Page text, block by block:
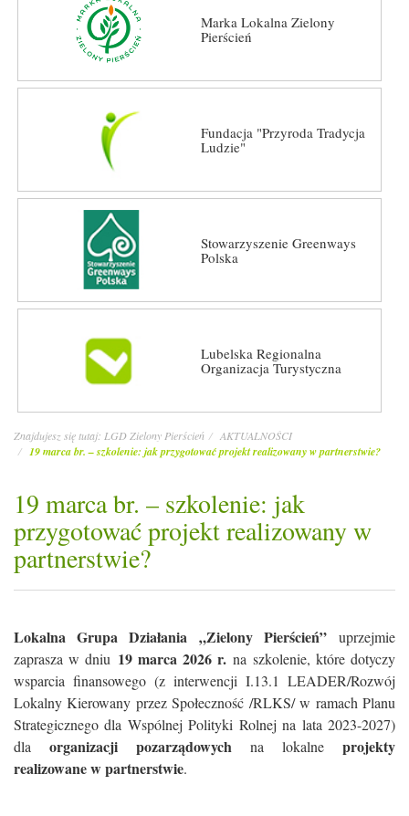
Marka Lokalna Zielony
Pierścień
Fundacja "Przyroda Tradycja
Ludzie"
Stowarzyszenie Greenways
Polska
Lubelska Regionalna
Organizacja Turystyczna
Znajdujesz się tutaj: LGD Zielony Pierścień AKTUALNOŚCI
19 marca br. – szkolenie: jak przygotować projekt realizowany w partnerstwie?
19 marca br. – szkolenie: jak
przygotować projekt realizowany w
partnerstwie?
Lokalna Grupa Działania „Zielony Pierścień” uprzejmie
zaprasza w dniu 19 marca 2026 r. na szkolenie, które dotyczy
wsparcia finansowego (z interwencji I.13.1 LEADER/Rozwój
Lokalny Kierowany przez Społeczność /RLKS/ w ramach Planu
Strategicznego dla Wspólnej Polityki Rolnej na lata 2023-2027)
dlaorganizacji pozarządowych na lokalneprojekty
realizowane w partnerstwie.